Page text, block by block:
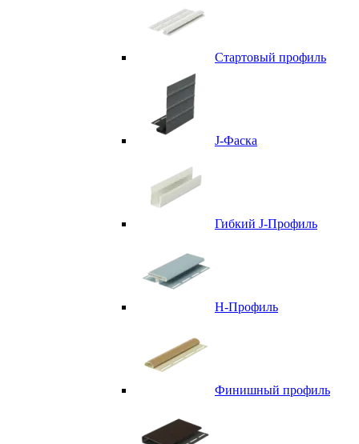
Стартовый профиль
J-Фаска
Гибкий J-Профиль
H-Профиль
Финишный профиль